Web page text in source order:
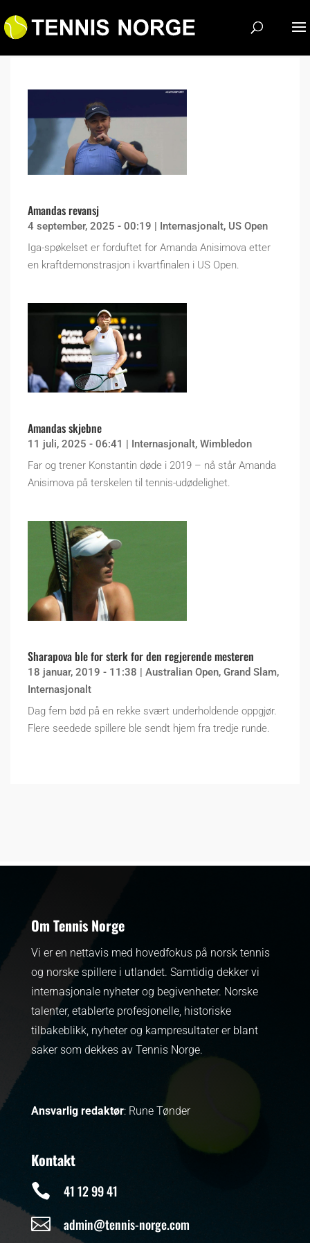
Amandas revansj
4 september, 2025 - 00:19 | Internasjonalt, US Open
Iga-spøkelset er forduftet for Amanda Anisimova etter
en kraftdemonstrasjon i kvartfinalen i US Open.
Amandas skjebne
11 juli, 2025 - 06:41 | Internasjonalt, Wimbledon
Far og trener Konstantin døde i 2019 – nå står Amanda
Anisimova på terskelen til tennis-udødelighet.
Sharapova ble for sterk for den regjerende mesteren
18 januar, 2019 - 11:38 | Australian Open, Grand Slam,
Internasjonalt
Dag fem bød på en rekke svært underholdende oppgjør.
Flere seedede spillere ble sendt hjem fra tredje runde.
Om Tennis Norge
Vi er en nettavis med hovedfokus på norsk tennis
og norske spillere i utlandet. Samtidig dekker vi
internasjonale nyheter og begivenheter. Norske
talenter, etablerte profesjonelle, historiske
tilbakeblikk, nyheter og kampresultater er blant
saker som dekkes av Tennis Norge.
Ansvarlig redaktør: Rune Tønder
Kontakt
 41 12 99 41
 admin@tennis-norge.com